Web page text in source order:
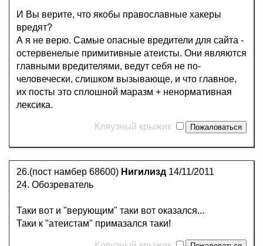
И Вы верите, что якобы православные хакеры
вредят?
А я не верю. Самые опасные вредители для сайта -
остервенелые примитивные атеисты. Они являются
главными вредителями, ведут себя не по-
человечески, слишком вызывающе, и что главное,
их посты это сплошной маразм + ненормативная
лексика.
Кляузный крыжик
26.(пост намбер 68600) Нигилизд 14/11/2011
24. Обозреватель
Таки вот и "верующим" таки вот оказался...
Таки к "атеистам" примазался таки!